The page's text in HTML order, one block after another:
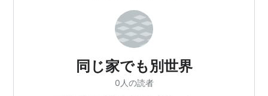
同じ家でも別世界
0人の読者